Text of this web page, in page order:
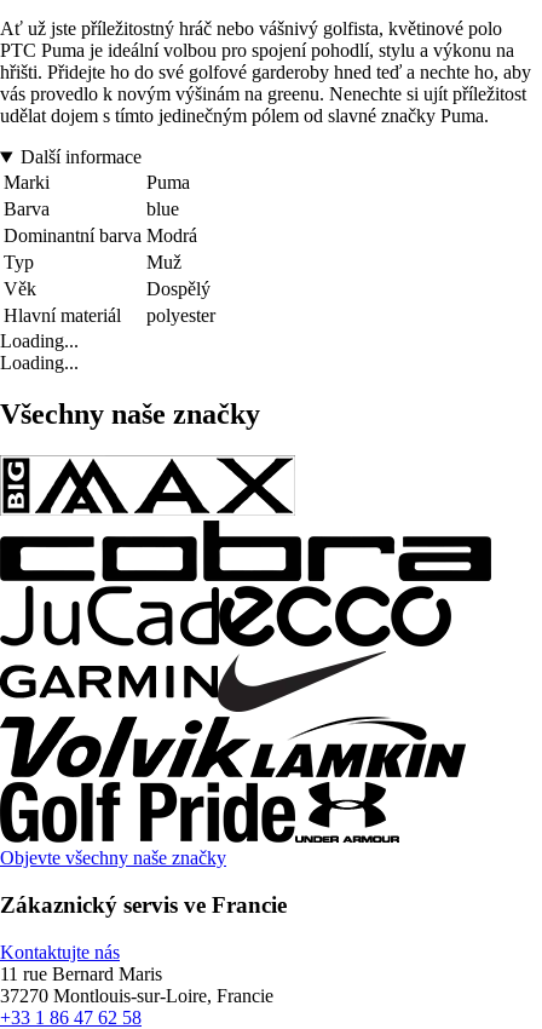
Ať už jste příležitostný hráč nebo vášnivý golfista, květinové polo
PTC Puma je ideální volbou pro spojení pohodlí, stylu a výkonu na
hřišti. Přidejte ho do své golfové garderoby hned teď a nechte ho, aby
vás provedlo k novým výšinám na greenu. Nenechte si ujít příležitost
udělat dojem s tímto jedinečným pólem od slavné značky Puma.
Další informace
Marki
Puma
Barva
blue
Dominantní barva Modrá
Typ
Muž
Věk
Dospělý
Hlavní materiál
polyester
Loading...
Loading...
Všechny naše značky
Objevte všechny naše značky
Zákaznický servis ve Francie
Kontaktujte nás
11 rue Bernard Maris
37270 Montlouis-sur-Loire, Francie
+33 1 86 47 62 58